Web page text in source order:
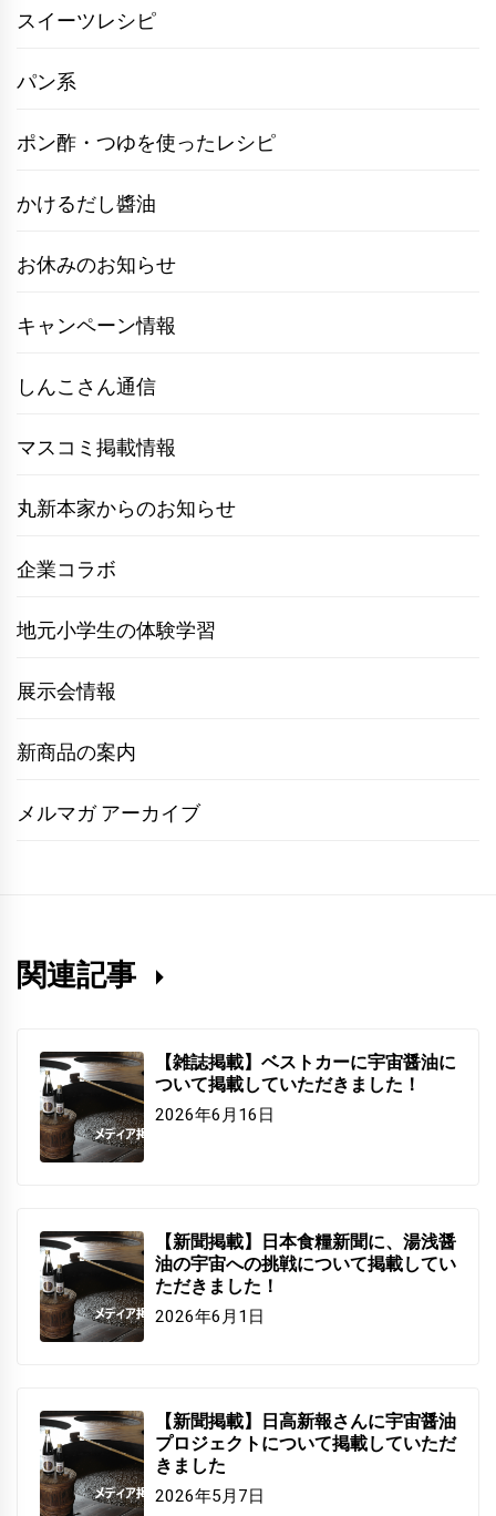
スイーツレシピ
パン系
ポン酢・つゆを使ったレシピ
かけるだし醬油
お休みのお知らせ
キャンペーン情報
しんこさん通信
マスコミ掲載情報
丸新本家からのお知らせ
企業コラボ
地元小学生の体験学習
展示会情報
新商品の案内
メルマガ アーカイブ
関連記事
【雑誌掲載】ベストカーに宇宙醤油に
ついて掲載していただきました！
2026年6月16日
【新聞掲載】日本食糧新聞に、湯浅醤
油の宇宙への挑戦について掲載してい
ただきました！
2026年6月1日
【新聞掲載】日高新報さんに宇宙醤油
プロジェクトについて掲載していただ
きました
2026年5月7日